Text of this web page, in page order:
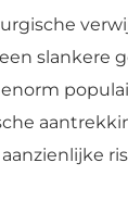
slankere